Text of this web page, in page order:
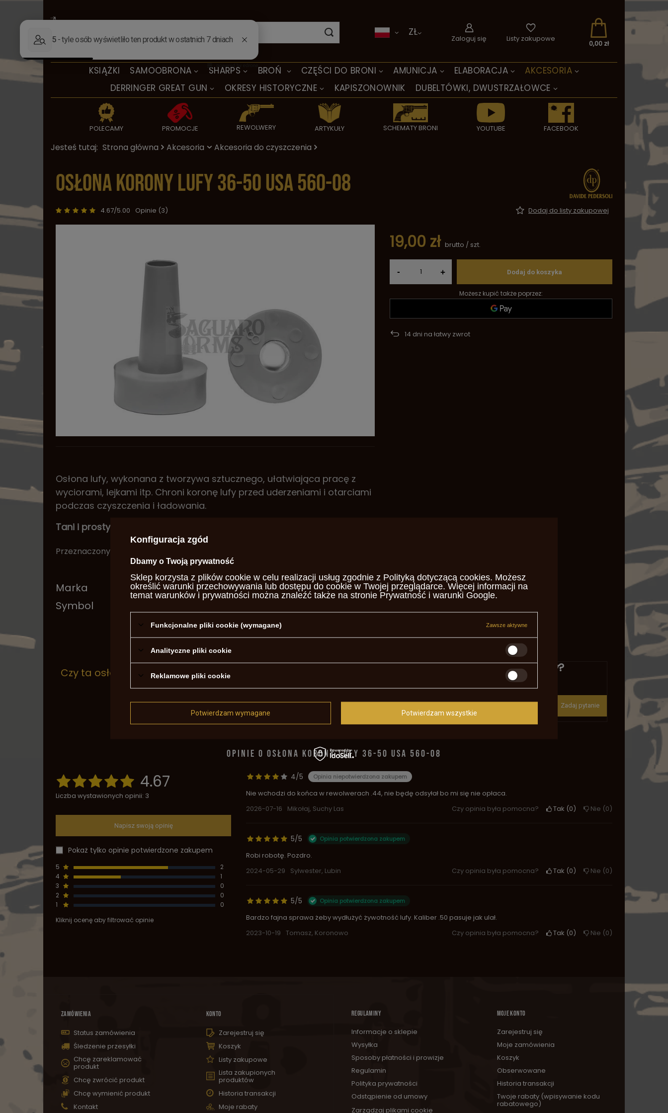
KSIĄŻKI SAMOOBRONA SHARPS BROŃ CZĘŚCI DO BRONI AMUNICJA ELABORACJA
AKCESORIA
DERRINGER GREAT GUN
OKRESY HISTORYCZNE KAPISZONOWNIK DUBELTÓWKI, DWUSTRZAŁOWCE
POLECAMY PROMOCJE REWOLWERY ARTYKUŁY SCHEMATY BRONI YOUTUBE FACEBOOK
ZŁ
Zaloguj się Listy zakupowe
0,00 zł
Jesteś tutaj: Strona główna Akcesoria Akcesoria do czyszczenia
Osłona korony lufy 36-50 USA 560-08
4.67/5.00 Opinie (3) Dodaj do listy zakupowej
19,00 zł brutto / szt.
- + Dodaj do koszyka
Możesz kupić także poprzez:
14 dni na łatwy zwrot
Osłona lufy, wykonana z tworzywa sztucznego, ułatwiająca pracę z
wyciorami, lejkami itp. Chroni koronę lufy przed uderzeniami i otarciami
podczas czyszczenia i ładowania.
Tani i prosty sposób na przedłużenie żywotności lufy!
Przeznaczony do kalibru .
Marka
Davide Pedersoli
Symbol
PYTANIA INNYCH KLIENTÓW
Czy ta osłona będzie dobra do sharpsa kal45 ? Potrzebujesz pomocy?
Masz pytania?
niezwłocznie, najciekawsze
pytania i odpowiedzi publikując
dla innych.
Zadaj pytanie
OPINIE O OSŁONA KORONY LUFY 36-50 USA 560-08
4.67
Liczba wystawionych opinii: 3
Napisz swoją opinię
Pokaż tylko opinie potwierdzone zakupem
5
2
4
1
3
0
2
0
1
0
Kliknij ocenę aby filtrować opinie
4/5 Opinia niepotwierdzona zakupem
Nie wchodzi do końca w rewolwerach .44, nie będę odsyłał bo mi się nie opłaca.
2026-07-16
Mikołaj, Suchy Las Czy opinia była pomocna? Tak 0 Nie 0
5/5 Opinia potwierdzona zakupem
Robi robotę. Pozdro.
2024-05-29
Sylwester, Lubin Czy opinia była pomocna? Tak 0 Nie 0
5/5 Opinia potwierdzona zakupem
Bardzo fajna sprawa żeby wydłużyć żywotność lufy. Kaliber .50 pasuje jak ulał.
2023-10-19 Tomasz, Koronowo Czy opinia była pomocna? Tak 0 Nie 0
ZAMÓWIENIA
Status zamówienia
Śledzenie przesyłki
Chcę zareklamować
produkt
Chcę zwrócić produkt
Chcę wymienić produkt
Kontakt
KONTO
Zarejestruj się
Koszyk
Listy zakupowe
Lista zakupionych
produktów
Historia transakcji
Moje rabaty
REGULAMINY
Informacje o sklepie
Wysyłka
Sposoby płatności i prowizje
Regulamin
Polityka prywatności
Odstąpienie od umowy
Zarządzaj plikami cookie
MOJE KONTO
Zarejestruj się
Moje zamówienia
Koszyk
Obserwowane
Historia transakcji
Twoje rabaty (wpisywanie kodu
rabatowego)
Konfiguracja zgód
Dbamy o Twoją prywatność
Sklep korzysta z plików cookie w celu realizacji usług zgodnie z Polityką dotyczącą cookies. Możesz
określić warunki przechowywania lub dostępu do cookie w Twojej przeglądarce. Więcej informacji na
temat warunków i prywatności można znaleźć także na stronie Prywatność i warunki Google.
Funkcjonalne pliki cookie (wymagane) Zawsze aktywne
Analityczne pliki cookie
Reklamowe pliki cookie
Potwierdzam wymagane Potwierdzam wszystkie